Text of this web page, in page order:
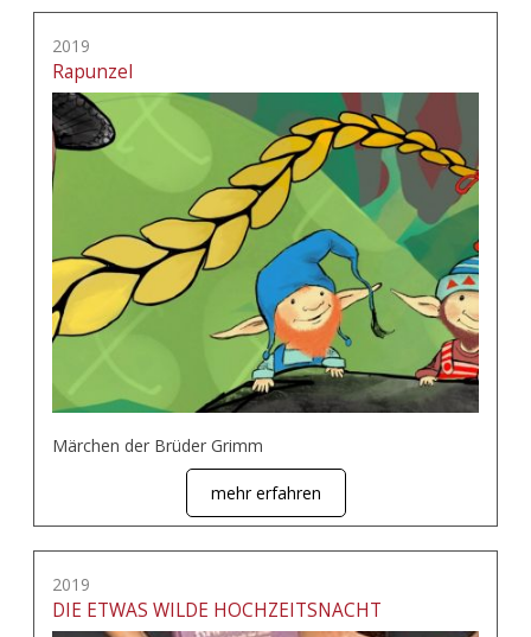
2019
Rapunzel
Märchen der Brüder Grimm
mehr erfahren
2019
DIE ETWAS WILDE HOCHZEITSNACHT